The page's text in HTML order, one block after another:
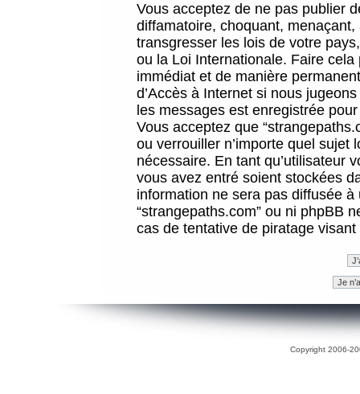
Vous acceptez de ne pas publier
diffamatoire, choquant,
transgresser les lois de votre
ou la Loi Internationale. Faire
immédiat et de manière
d’Accès à Internet si nous
les messages est enregistrée
Vous acceptez que
ou verrouiller n’importe quel sujet
nécessaire. En tant qu’utilisateur
vous avez entré soient stockées
information ne sera pas diffusée
“strangepaths.com” ou ni phpBB
cas de tentative de piratage
Copyright 2006-